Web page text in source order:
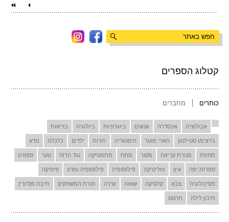
קטלוג הספרים
כותרים מחברים
אבולוציה אכסדרה אנשים ביוגרפיות ביולוגיה בריאות
ג'רונימו סטילטון הארי פוטר היסטוריה יהדות ילדים כלכלה מדע
מחזות מנורת קריאה מקור מתח מתמטיקה נגד הרוח נוער ספורט
ספרות יפה עיון פוליטיקה פילוסופיה פילוסופיה ומדע פיסיקה
פסיכולוגיה צבא קלסיקה שואה שירה תורת המשחקים תיבת פנדורין
תיכון לילה תרגום